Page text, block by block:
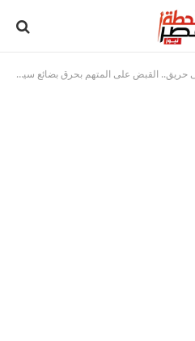
القبض على المتهم بحرق بضائع سيدة في الفيوم